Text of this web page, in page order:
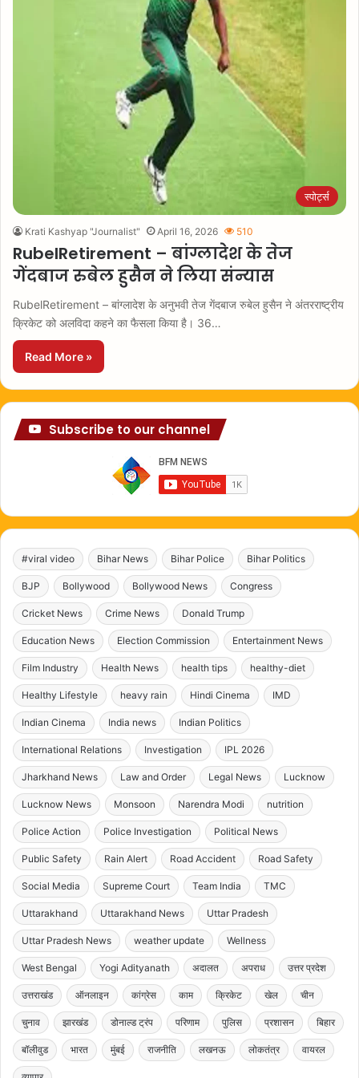
स्पोर्ट्स
Krati Kashyap "Journalist" April 16, 2026 510
RubelRetirement – बांग्लादेश के तेज
गेंदबाज रुबेल हुसैन ने लिया संन्यास
RubelRetirement – बांग्लादेश के अनुभवी तेज गेंदबाज रुबेल हुसैन ने अंतरराष्ट्रीय
क्रिकेट को अलविदा कहने का फैसला किया है। 36…
Read More »
Subscribe to our channel
#viral video Bihar News Bihar Police Bihar Politics
BJP Bollywood Bollywood News Congress
Cricket News Crime News Donald Trump
Education News Election Commission Entertainment News
Film Industry Health News health tips healthy-diet
Healthy Lifestyle heavy rain Hindi Cinema IMD
Indian Cinema India news Indian Politics
International Relations Investigation IPL 2026
Jharkhand News Law and Order Legal News Lucknow
Lucknow News Monsoon Narendra Modi nutrition
Police Action Police Investigation Political News
Public Safety Rain Alert Road Accident Road Safety
Social Media Supreme Court Team India TMC
Uttarakhand Uttarakhand News Uttar Pradesh
Uttar Pradesh News weather update Wellness
West Bengal Yogi Adityanath अदालत अपराध उत्तर प्रदेश
उत्तराखंड ऑनलाइन कांग्रेस काम क्रिकेट खेल चीन
चुनाव झारखंड डोनाल्ड ट्रंप परिणाम पुलिस प्रशासन बिहार
बॉलीवुड भारत मुंबई राजनीति लखनऊ लोकतंत्र वायरल